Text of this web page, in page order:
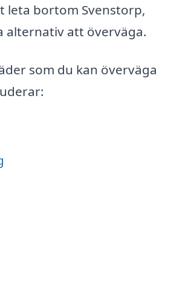
leta bortom Svenstorp,
alternativ att överväga.
som du kan överväga